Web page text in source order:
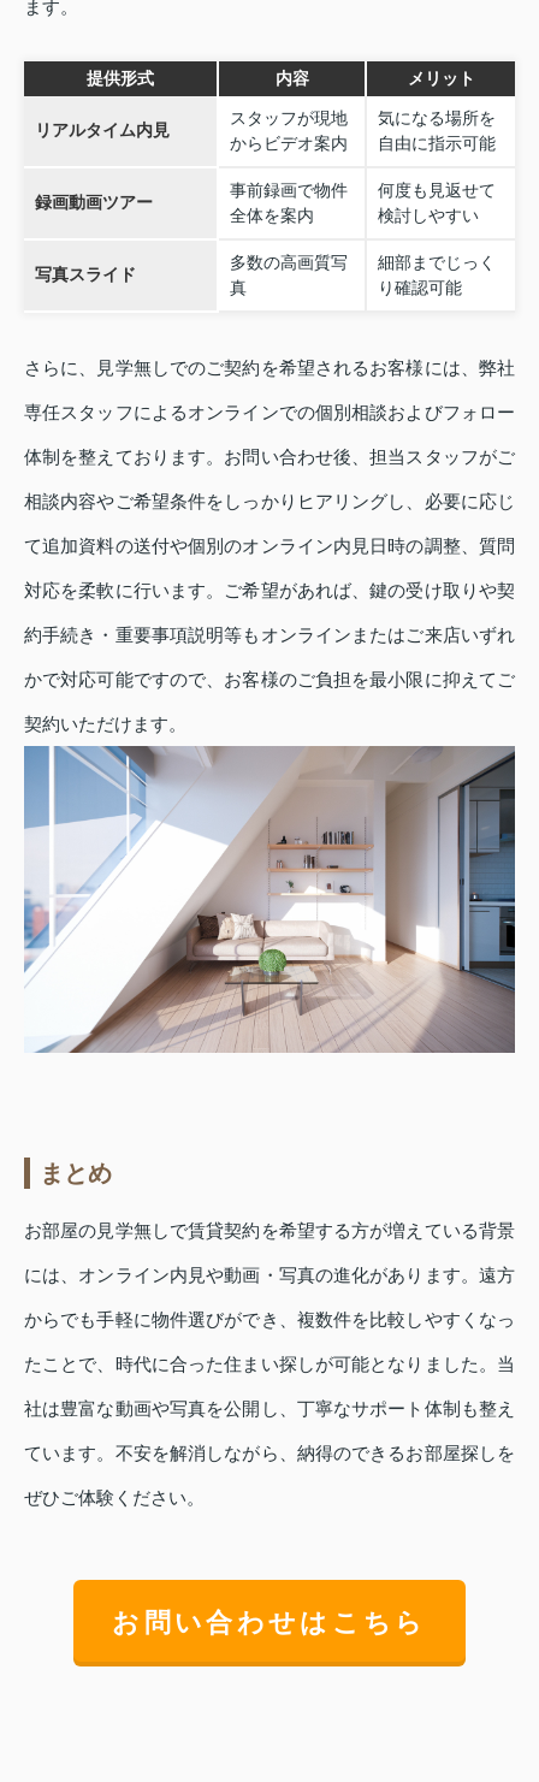
ます。
提供形式 内容 メリット
リアルタイム内見
スタッフが現地
からビデオ案内
気になる場所を
自由に指示可能
録画動画ツアー
事前録画で物件
全体を案内
何度も見返せて
検討しやすい
写真スライド
多数の高画質写
真
細部までじっく
り確認可能
さらに、見学無しでのご契約を希望されるお客様には、弊社
専任スタッフによるオンラインでの個別相談およびフォロー
体制を整えております。お問い合わせ後、担当スタッフがご
相談内容やご希望条件をしっかりヒアリングし、必要に応じ
て追加資料の送付や個別のオンライン内見日時の調整、質問
対応を柔軟に行います。ご希望があれば、鍵の受け取りや契
約手続き・重要事項説明等もオンラインまたはご来店いずれ
かで対応可能ですので、お客様のご負担を最小限に抑えてご
契約いただけます。
まとめ
お部屋の見学無しで賃貸契約を希望する方が増えている背景
には、オンライン内見や動画・写真の進化があります。遠方
からでも手軽に物件選びができ、複数件を比較しやすくなっ
たことで、時代に合った住まい探しが可能となりました。当
社は豊富な動画や写真を公開し、丁寧なサポート体制も整え
ています。不安を解消しながら、納得のできるお部屋探しを
ぜひご体験ください。
お問い合わせはこちら